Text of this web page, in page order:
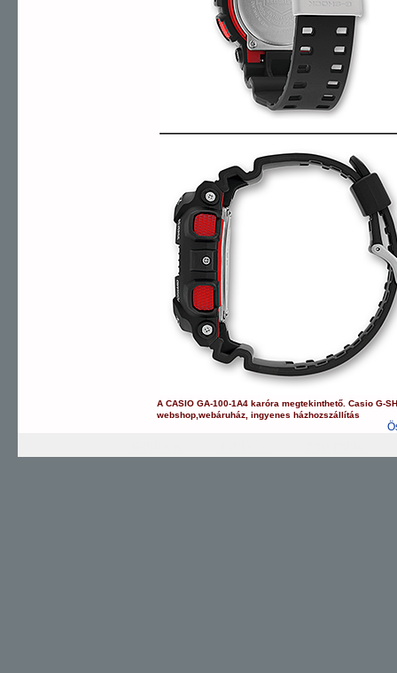
ACASIO GA-100-1A4 karóra megtekinthető.Casio G-
webshop ,webáruház ,ingyenes házhozszállítás